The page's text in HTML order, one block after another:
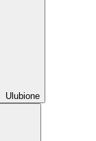
Ulubione